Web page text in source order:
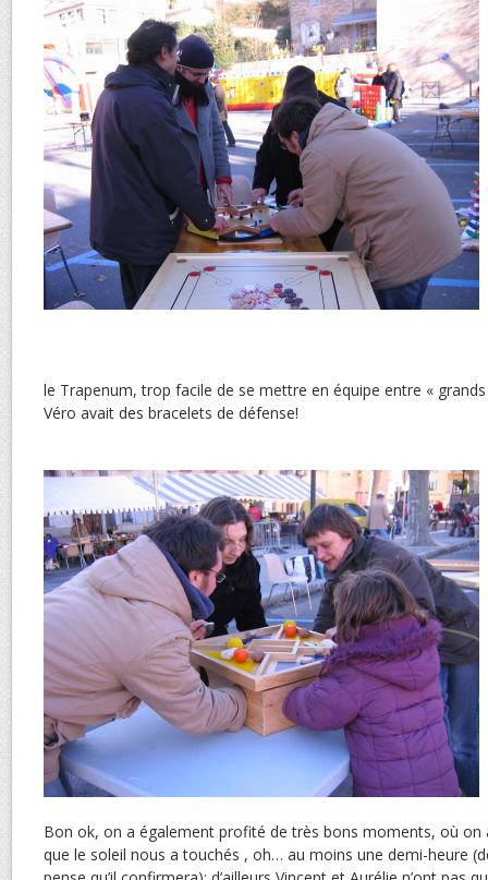
le Trapenum, trop facile de se mettre en équipe entre «
Véro avait des bracelets de défense!
Bon ok, on a également profité de très bons moments, où on
que le soleil nous a touchés , oh… au moins une demi-heure